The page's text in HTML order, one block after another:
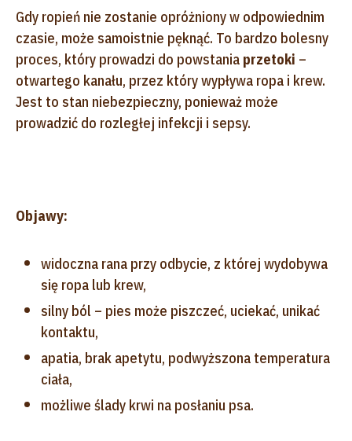
Gdy ropień nie zostanie opróżniony w odpowiednim
czasie, może samoistnie pęknąć. To bardzo bolesny
proces, który prowadzi do powstania przetoki –
otwartego kanału, przez który wypływa ropa i krew.
Jest to stan niebezpieczny, ponieważ może
prowadzić do rozległej infekcji i sepsy.
Objawy:
widoczna rana przy odbycie, z której wydobywa
się ropa lub krew,
silny ból – pies może piszczeć, uciekać, unikać
kontaktu,
apatia, brak apetytu, podwyższona temperatura
ciała,
możliwe ślady krwi na posłaniu psa.